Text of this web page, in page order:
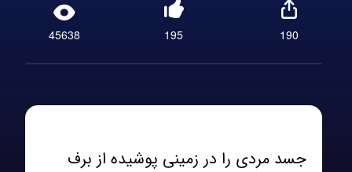
45638 195 190
جسد مردی را در زمینی پوشیده از برف